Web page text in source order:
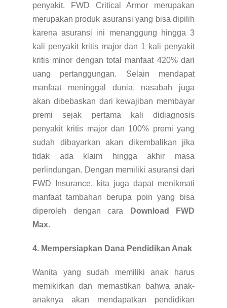
penyakit. FWD Critical Armor merupakan
merupakan produk asuransi yang bisa dipilih
karena asuransi ini menanggung hingga 3
kali penyakit kritis major dan 1 kali penyakit
kritis minor dengan total manfaat 420% dari
uang pertanggungan. Selain mendapat
manfaat meninggal dunia, nasabah juga
akan dibebaskan dari kewajiban membayar
premi sejak pertama kali didiagnosis
penyakit kritis major dan 100% premi yang
sudah dibayarkan akan dikembalikan jika
tidak ada klaim hingga akhir masa
perlindungan. Dengan memiliki asuransi dari
FWD Insurance, kita juga dapat menikmati
manfaat tambahan berupa poin yang bisa
diperoleh dengan cara
Download FWD
Max.
4. Mempersiapkan Dana Pendidikan Anak
Wanita yang sudah memiliki anak harus
memikirkan dan memastikan bahwa anak-
anaknya akan mendapatkan pendidikan